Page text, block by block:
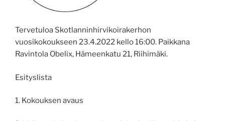
Tervetuloa Skotlanninhirvikoirakerhon
vuosikokoukseen 23.4.2022 kello 16:00. Paikkana
Ravintola Obelix, Hämeenkatu 21, Riihimäki.
Esityslista
1. Kokouksen avaus